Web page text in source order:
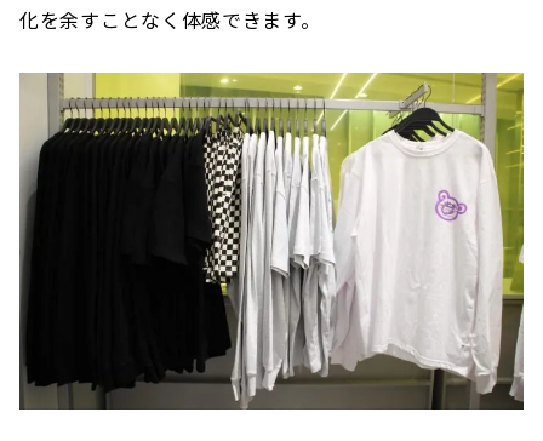
化を余すことなく体感できます。